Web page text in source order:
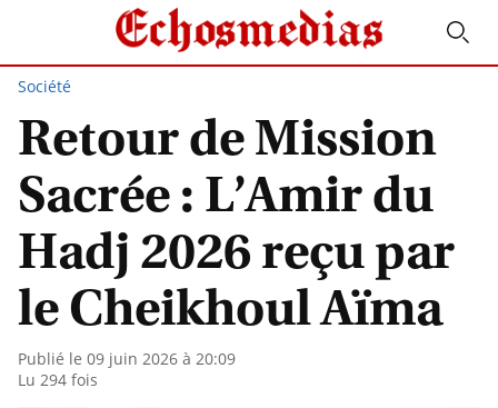
Société
Retour de Mission
Sacrée : L’Amir du
Hadj 2026 reçu par
le Cheikhoul Aïma
Publié le 09 juin 2026 à 20:09
Lu 294 fois